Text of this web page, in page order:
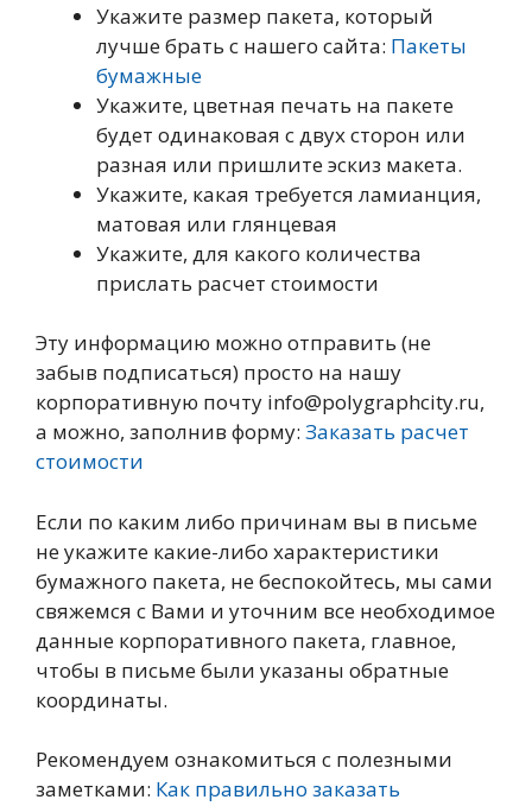
Укажите размер пакета, который
лучше брать с нашего сайта: Пакеты
бумажные
Укажите, цветная печать на пакете
будет одинаковая с двух сторон или
разная или пришлите эскиз макета.
Укажите, какая требуется ламианция,
матовая или глянцевая
Укажите, для какого количества
прислать расчет стоимости
Эту информацию можно отправить (не
забыв подписаться) просто на нашу
корпоративную почту info@polygraphcity.ru,
а можно, заполнив форму: Заказать расчет
стоимости
Если по каким либо причинам вы в письме
не укажите какие-либо характеристики
бумажного пакета, не беспокойтесь, мы сами
свяжемся с Вами и уточним все необходимое
данные корпоративного пакета, главное,
чтобы в письме были указаны обратные
координаты.
Рекомендуем ознакомиться с полезными
заметками: Как правильно заказать